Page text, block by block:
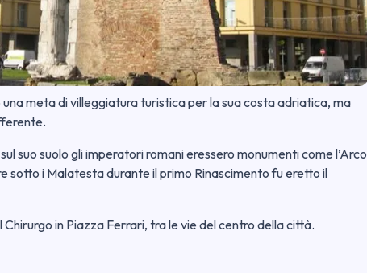
una meta di villeggiatura turistica per la sua costa adriatica, ma
suo suolo gli imperatori romani eressero monumenti come l’Arco
sotto i Malatesta durante il primo Rinascimento fu eretto il
Chirurgo in Piazza Ferrari, tra le vie del centro della città.